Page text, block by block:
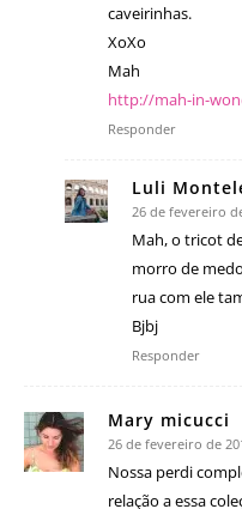
caveirinhas.
XoXo
Mah
http://mah-in-
Responder
Luli
26 de fevereiro
Mah, o tricot
morro de
rua com ele
Bjbj
Responder
Mary micucci
26 de fevereiro de
Nossa perdi
relação a essa